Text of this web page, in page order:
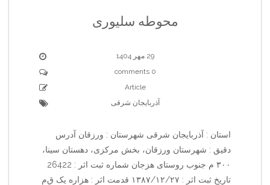
محوطه سلیوری
29 مهر 1404
0 comments
Article
آذربایجان شرقی
استان : آذربایجان شرقی شهرستان : ورزقان آدرس
دقیق : شهرستان ورزقان، بخش مرکزی، دهستان سینا،
۳۰۰ م جنوب روستای هزجان شماره ثبت اثر : 26422
تاریخ ثبت اثر : ۱۳۸۷/۱۲/۲۷ قدمت اثر : هزاره یک ق‌م‌